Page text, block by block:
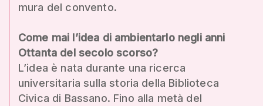
mura del convento.
Come mai l’idea di ambientarlo negli anni
Ottanta del secolo scorso?
L’idea è nata durante una ricerca
universitaria sulla storia della Biblioteca
Civica di Bassano. Fino alla metà del